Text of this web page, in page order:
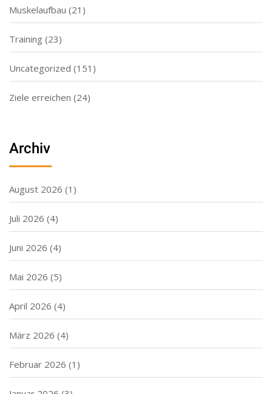
Muskelaufbau (21)
Training (23)
Uncategorized (151)
Ziele erreichen (24)
Archiv
August 2026 (1)
Juli 2026 (4)
Juni 2026 (4)
Mai 2026 (5)
April 2026 (4)
März 2026 (4)
Februar 2026 (1)